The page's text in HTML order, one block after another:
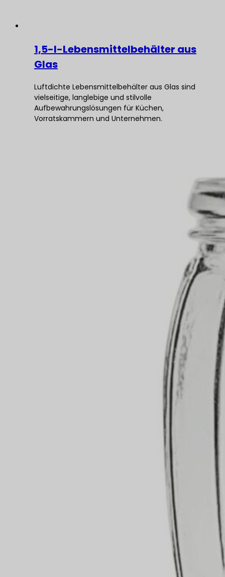
1,5-l-Lebensmittelbehälter aus
Glas
Luftdichte Lebensmittelbehälter aus Glas sind
vielseitige, langlebige und stilvolle
Aufbewahrungslösungen für Küchen,
Vorratskammern und Unternehmen.